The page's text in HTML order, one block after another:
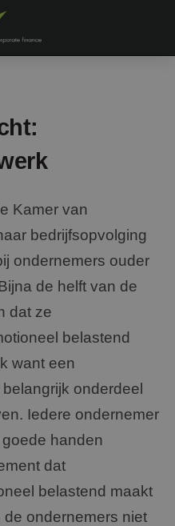
Kamer van
bedrijfsopvolging
ondernemers ouder
de helft van de
dat ze
belastend
want een
onderdeel
Iedere ondernemer
handen
dat
belastend maakt
ondernemers niet